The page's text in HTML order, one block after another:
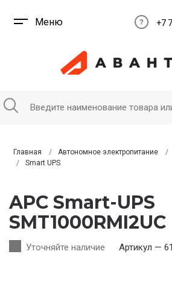
Меню +7
Главная Автономное электропитание
Smart UPS
APC Smart-UPS
SMT1000RMI2UC
Уточняйте наличие Артикул —